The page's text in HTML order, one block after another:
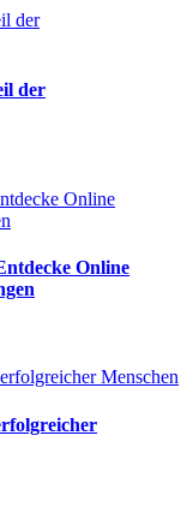
der
Online